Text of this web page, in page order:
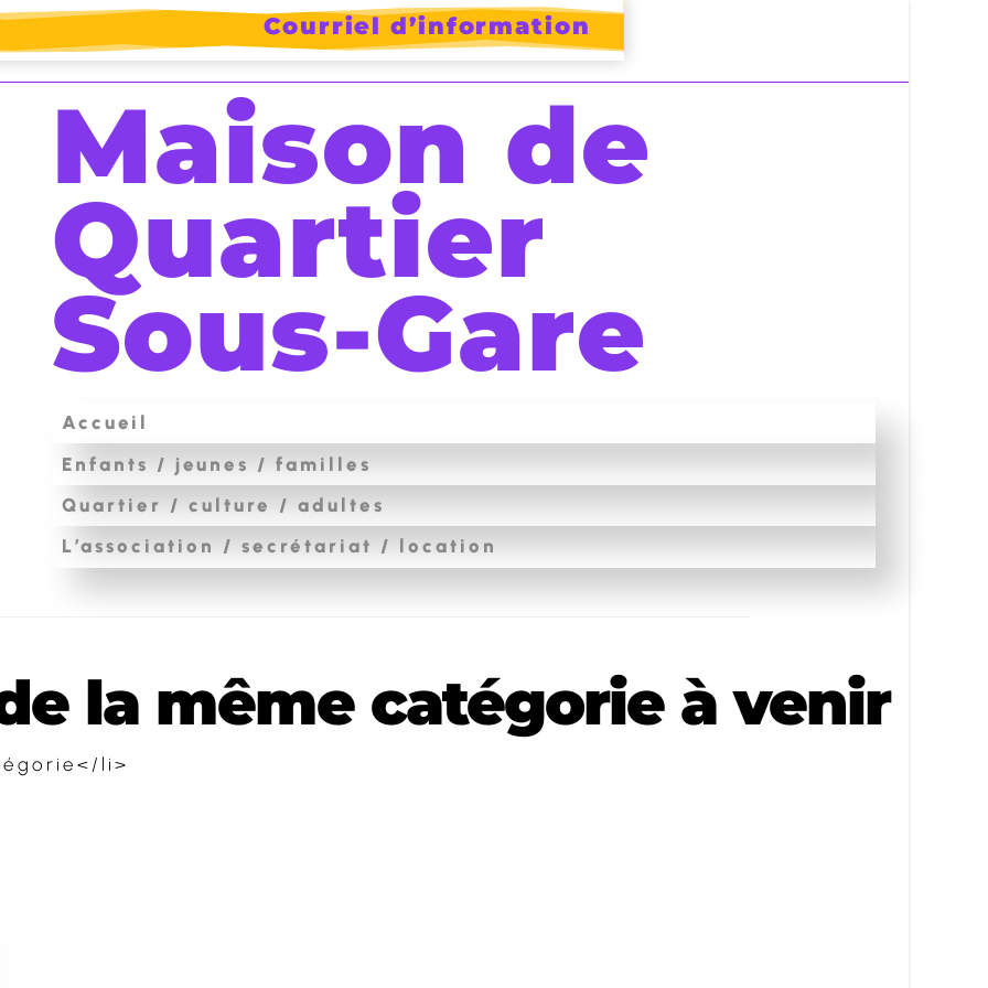
Courriel d’information
Maison de
Quartier
Sous-Gare
Accueil
Enfants / jeunes / familles
Quartier / culture / adultes
L’association / secrétariat / location
la même catégorie à venir
li>